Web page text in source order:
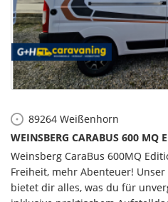
89264 Weißenhorn
WEINSBERG CARABUS 600 MQ
Weinsberg CaraBus 600MQ
Freiheit, mehr Abenteuer!
bietet dir alles, was du für